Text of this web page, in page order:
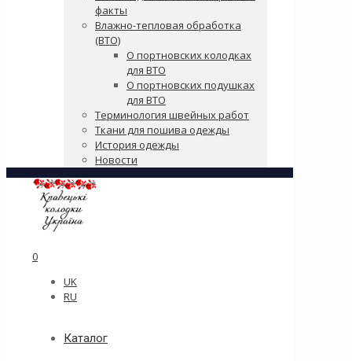
факты
Влажно-тепловая обработка
(ВТО)
О портновских колодках
для ВТО
О портновских подушках
для ВТО
Терминология швейных работ
Ткани для пошива одежды
История одежды
Новости
0
UK
RU
Каталог